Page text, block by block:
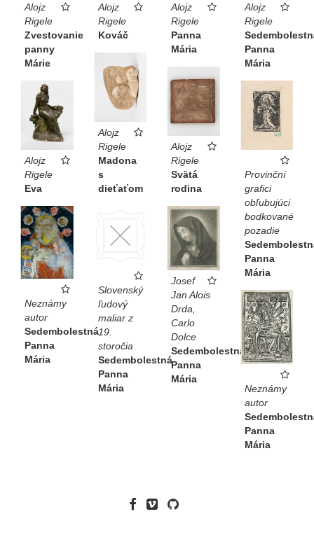
Alojz
Rigele
Zvestovanie
panny
Márie
Alojz
Rigele
Kováč
Alojz
Rigele
Panna
Mária
Alojz
Rigele
Panna
Mária
Alojz
Rigele
Madona
s
dieťaťom
Alojz
Rigele
Svätá
rodina
Alojz
Rigele
Eva
Provinční
grafici
obľubujúci
bodkované
pozadie
Panna
Mária
Neznámy
autor
Sedembolestná
Panna
Mária
Slovenský
ľudový
maliar z
19.
storočia
Sedembolestná
Panna
Mária
Josef
Jan Alois
Drda,
Carlo
Dolce
Sedembolestná
Panna
Mária
Neznámy
autor
Panna
Mária